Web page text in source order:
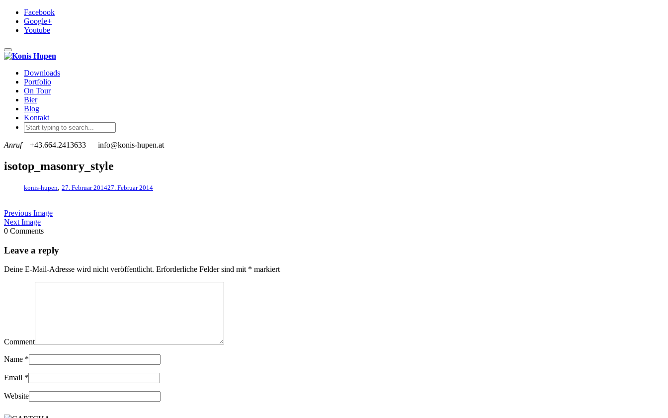
Facebook
Google+
Youtube
Toggle navigation
Downloads
Portfolio
On Tour
Bier
Blog
Kontakt
Anruf +43.664.2413633 info@konis-hupen.at
isotop_masonry_style
konis-hupen, 27. Februar 201427. Februar 2014
Previous Image
Next Image
0 Comments
Leave a reply
Deine E-Mail-Adresse wird nicht veröffentlicht. Erforderliche Felder sind mit * markiert
Comment
Name *
Email *
Website